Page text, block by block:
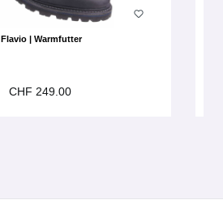
Flavio | Warmfutter
CHF 249.00